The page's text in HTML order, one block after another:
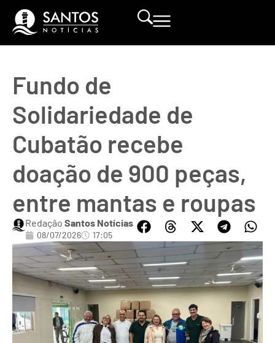
Fundo de
Solidariedade de
Cubatão recebe
doação de 900 peças,
entre mantas e roupas
Redação Santos Notícias
08/07/2026 17:05